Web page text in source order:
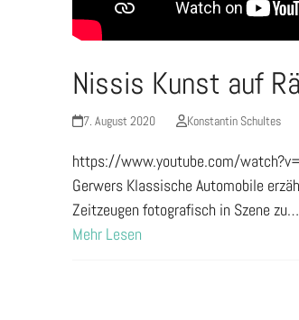
Nissis Kunst auf
7. August 2020 Konstantin Schultes
https://www.youtube.com/
Gerwers Klassische Automobile
Zeitzeugen fotografisch in Szene zu…
Mehr Lesen